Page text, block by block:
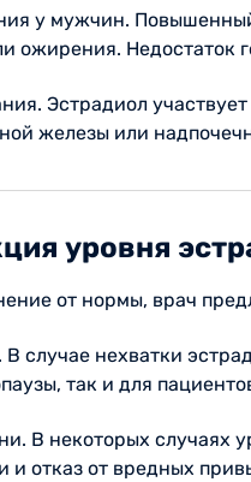
у мужчин.
ожирения.
Эстрадиол
железы или
уровня
от нормы, врач
случае нехватки
так и для
В некоторых случаях
и отказ от вредных